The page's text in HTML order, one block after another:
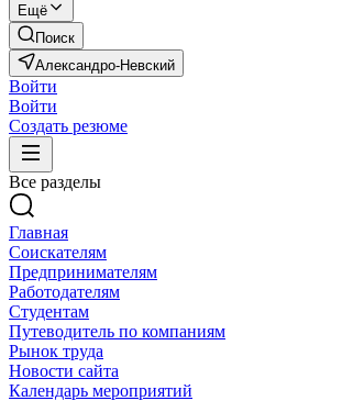
Ещё
Поиск
Александро-Невский
Войти
Войти
Создать резюме
Все разделы
Главная
Соискателям
Предпринимателям
Работодателям
Студентам
Путеводитель по компаниям
Рынок труда
Новости сайта
Календарь мероприятий